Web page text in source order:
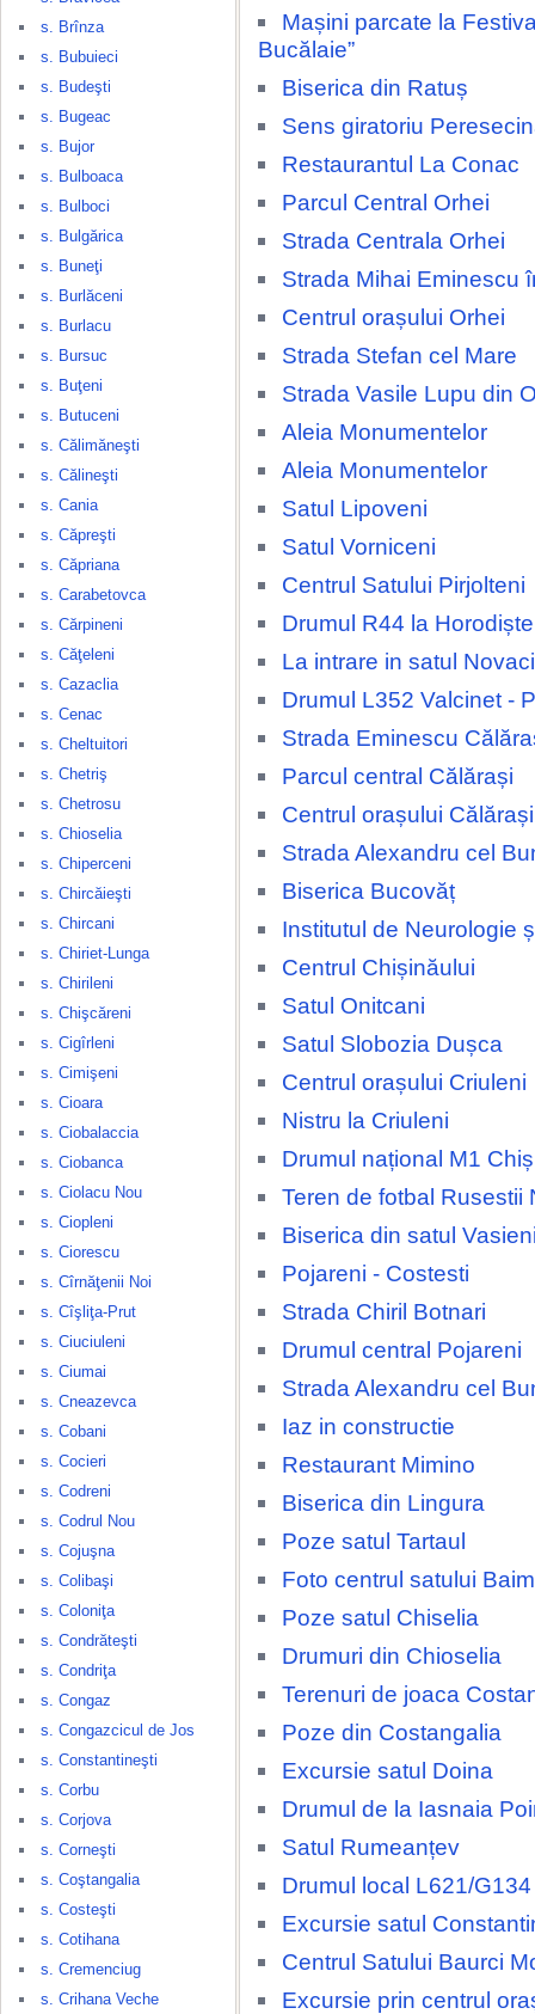
s. Brînza
s. Bubuieci
s. Budeşti
s. Bugeac
s. Bujor
s. Bulboaca
s. Bulboci
s. Bulgărica
s. Buneţi
s. Burlăceni
s. Burlacu
s. Bursuc
s. Buţeni
s. Butuceni
s. Călimăneşti
s. Călineşti
s. Cania
s. Căpreşti
s. Căpriana
s. Carabetovca
s. Cărpineni
s. Căţeleni
s. Cazaclia
s. Cenac
s. Cheltuitori
s. Chetriş
s. Chetrosu
s. Chioselia
s. Chiperceni
s. Chircăieşti
s. Chircani
s. Chiriet-Lunga
s. Chirileni
s. Chişcăreni
s. Cigîrleni
s. Cimişeni
s. Cioara
s. Ciobalaccia
s. Ciobanca
s. Ciolacu Nou
s. Ciopleni
s. Ciorescu
s. Cîrnăţenii Noi
s. Cîşliţa-Prut
s. Ciuciuleni
s. Ciumai
s. Cneazevca
s. Cobani
s. Cocieri
s. Codreni
s. Codrul Nou
s. Cojuşna
s. Colibaşi
s. Coloniţa
s. Condrăteşti
s. Condriţa
s. Congaz
s. Congazcicul de Jos
s. Constantineşti
s. Corbu
s. Corjova
s. Corneşti
s. Coştangalia
s. Costeşti
s. Cotihana
s. Cremenciug
s. Crihana Veche
Mașini parcate la
Bucălaie”
Biserica din Ratuș
Sens giratoriu
Restaurantul La Conac
Parcul Central Orhei
Strada Centrala Orhei
Strada Mihai Eminescu
Centrul orașului Orhei
Strada Stefan cel Mare
Strada Vasile Lupu din
Aleia Monumentelor
Aleia Monumentelor
Satul Lipoveni
Satul Vorniceni
Centrul Satului Pirjolteni
Drumul R44 la Horodiște
La intrare in satul Novaci
Drumul L352 Valcinet -
Strada Eminescu
Parcul central Călărași
Centrul orașului Călărași
Strada Alexandru cel
Biserica Bucovăț
Institutul de Neurologie
Centrul Chișinăului
Satul Onitcani
Satul Slobozia Dușca
Centrul orașului Criuleni
Nistru la Criuleni
Drumul național M1
Teren de fotbal Rusestii
Biserica din satul
Pojareni - Costesti
Strada Chiril Botnari
Drumul central Pojareni
Strada Alexandru cel
Iaz in constructie
Restaurant Mimino
Biserica din Lingura
Poze satul Tartaul
Foto centrul satului
Poze satul Chiselia
Drumuri din Chioselia
Terenuri de joaca
Poze din Costangalia
Excursie satul Doina
Drumul de la Iasnaia
Satul Rumeanțev
Drumul local L621/G134
Excursie satul
Centrul Satului Baurci
Excursie prin centrul